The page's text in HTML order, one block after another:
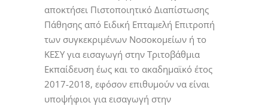
αποκτήσει Πιστοποιητικό Διαπίστωσης
Πάθησης από Ειδική Επταμελή Επιτροπή
των συγκεκριμένων Νοσοκομείων ή το
ΚΕΣΥ για εισαγωγή στην Τριτοβάθμια
Εκπαίδευση έως και το ακαδημαϊκό έτος
2017-2018, εφόσον επιθυμούν να είναι
υποψήφιοι για εισαγωγή στην